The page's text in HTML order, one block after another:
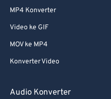
MP4 Konverter
Video ke GIF
MOV ke MP4
Konverter Video
Audio Konverter